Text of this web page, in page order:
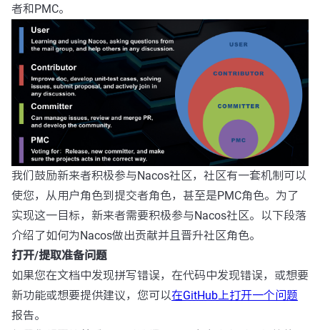
者和PMC。
我们鼓励新来者积极参与Nacos社区，社区有一套机制可以
使您，从用户角色到提交者角色，甚至是PMC角色。为了
实现这一目标，新来者需要积极参与Nacos社区。以下段落
介绍了如何为Nacos做出贡献并且晋升社区角色。
打开/提取准备问题
如果您在文档中发现拼写错误，在代码中发现错误，或想要
新功能或想要提供建议，您可以在GitHub上打开一个问题
报告。